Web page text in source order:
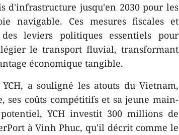
d'infrastructure jusqu'en 2030 pour les
navigable. Ces mesures fiscales et
leviers politiques essentiels pour
le transport fluvial, transformant
économique tangible.
a souligné les atouts du Vietnam,
ses coûts compétitifs et sa jeune main-
YCH investit 300 millions de
à Vinh Phuc, qu'il décrit comme le